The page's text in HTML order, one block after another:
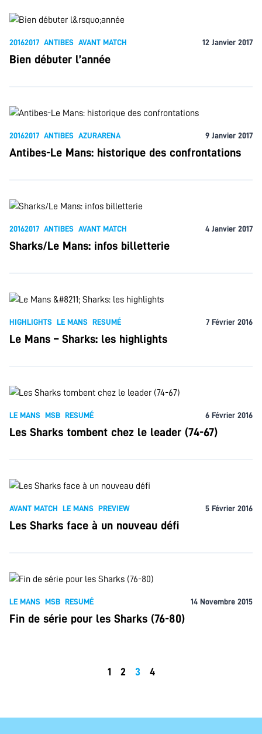
20162017 ANTIBES AVANT MATCH 12 Janvier 2017
Bien débuter l’année
20162017 ANTIBES AZURARENA 9 Janvier 2017
Antibes-Le Mans: historique des confrontations
20162017 ANTIBES AVANT MATCH 4 Janvier 2017
Sharks/Le Mans: infos billetterie
HIGHLIGHTS LE MANS RESUMÉ 7 Février 2016
Le Mans – Sharks: les highlights
LE MANS MSB RESUMÉ 6 Février 2016
Les Sharks tombent chez le leader (74-67)
AVANT MATCH LE MANS PREVIEW 5 Février 2016
Les Sharks face à un nouveau défi
LE MANS MSB RESUMÉ 14 Novembre 2015
Fin de série pour les Sharks (76-80)
1 2 3 4